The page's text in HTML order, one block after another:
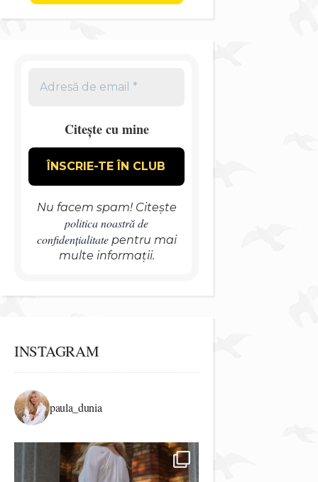
Citește cu mine
Nu facem spam! Citește
politica noastră de
confidențialitatepentru mai
multe informații.
INSTAGRAM
paula_dunia